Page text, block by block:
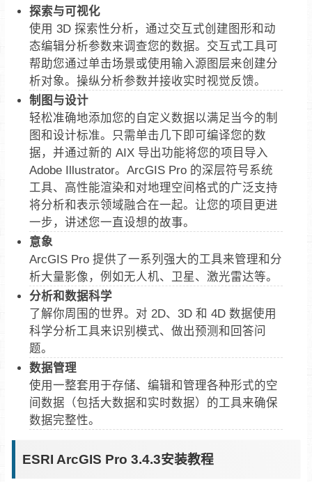
探索与可视化
使用 3D 探索性分析，通过交互式创建图形和动
态编辑分析参数来调查您的数据。交互式工具可
帮助您通过单击场景或使用输入源图层来创建分
析对象。操纵分析参数并接收实时视觉反馈。
制图与设计
轻松准确地添加您的自定义数据以满足当今的制
图和设计标准。只需单击几下即可编译您的数
据，并通过新的 AIX 导出功能将您的项目导入
Adobe Illustrator。ArcGIS Pro 的深层符号系统
工具、高性能渲染和对地理空间格式的广泛支持
将分析和表示领域融合在一起。让您的项目更进
一步，讲述您一直设想的故事。
意象
ArcGIS Pro 提供了一系列强大的工具来管理和分
析大量影像，例如无人机、卫星、激光雷达等。
分析和数据科学
了解你周围的世界。对 2D、3D 和 4D 数据使用
科学分析工具来识别模式、做出预测和回答问
题。
数据管理
使用一整套用于存储、编辑和管理各种形式的空
间数据（包括大数据和实时数据）的工具来确保
数据完整性。
ESRI ArcGIS Pro 3.4.3安装教程